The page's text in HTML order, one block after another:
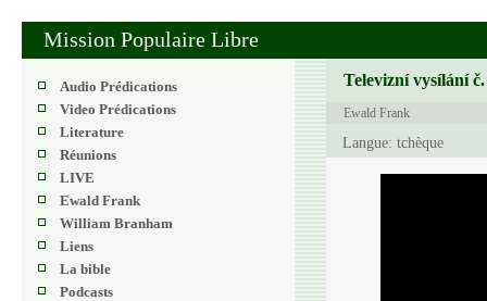
Mission Populaire Libre
Audio Prédications
Video Prédications
Literature
Réunions
LIVE
Ewald Frank
William Branham
Liens
La bible
Podcasts
Televizní vysílání č.
Ewald Frank
Langue: tchèque